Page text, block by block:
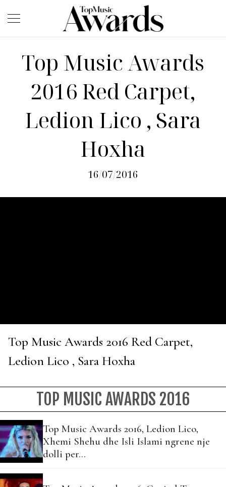
Top Music Awards
2016 Red Carpet,
Ledion Lico , Sara
Hoxha
16/07/2016
Top Music Awards 2016 Red Carpet,
Ledion Lico , Sara Hoxha
TOP MUSIC AWARDS 2016
Top Music Awards 2016, Ledion Lico,
Xhemi Shehu dhe Isli Islami ngrene nje
dolli per…